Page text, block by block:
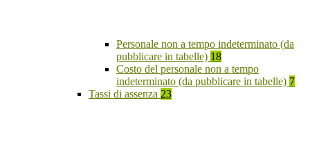
Personale non a tempo indeterminato (da
pubblicare in tabelle) 18
Costo del personale non a tempo
indeterminato (da pubblicare in tabelle) 7
Tassi di assenza 23